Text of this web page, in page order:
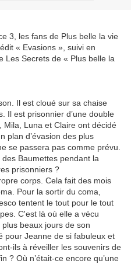
3, les fans de Plus belle la vie
« Evasions », suivi en
Les Secrets de « Plus belle la
Il est cloué sur sa chaise
Il est prisonnier d’une double
Mila, Luna et Claire ont décidé
plan d’évasion des plus
se passera pas comme prévu.
Baumettes pendant la
prisonniers ?
corps. Cela fait des mois
Pour la sortir du coma,
tentent le tout pour le tout
C'est là où elle a vécu
beaux jours de son
pour Jeanne de si fabuleux et
ils à réveiller les souvenirs de
? Où n’était-ce encore qu’une